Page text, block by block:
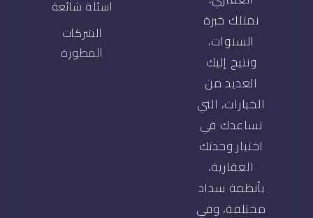
نمتلك خبرة
السنوات،
ونتيح إليك
العديد من
الخيارات، التي
تساعدك في
اختيار وحدتك
العقارية،
بأنظمة سداد
مختلفة، وفي
اسئلة شائعة
الشركات
المطورة